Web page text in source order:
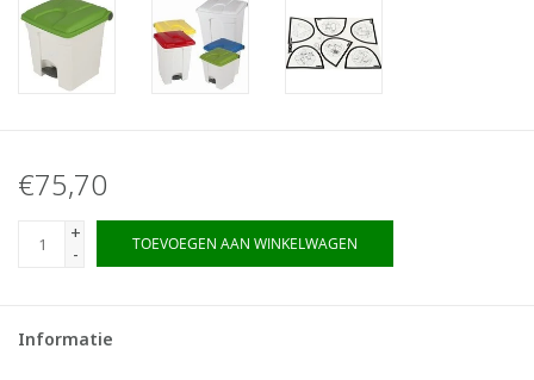
€75,70
+
-
TOEVOEGEN AAN WINKELWAGEN
Informatie